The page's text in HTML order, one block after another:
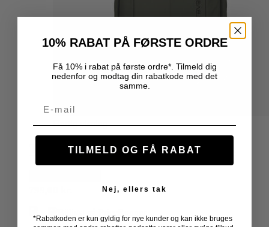
Hurtig visning
Travelite – Briize Trolley Rygsæk
10% RABAT PÅ FØRSTE ORDRE
Få 10% i rabat på første ordre*. Tilmeld dig
nedenfor og modtag din rabatkode med det
samme.
Email
TILMELD OG FÅ RABAT
Nej, ellers tak
*Rabatkoden er kun gyldig for nye kunder og kan ikke bruges